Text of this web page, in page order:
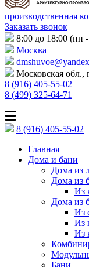
производственная
Заказать звонок
8:00 до 18:00 (пн
Москва
Московская обл.,
8 (916) 405-55-02
8 (499) 325-64-71
8 (916) 405-55-02
Главная
Дома и бани
Дома из
Дома из
Из
Дома из
Из
Из
Из
Бани